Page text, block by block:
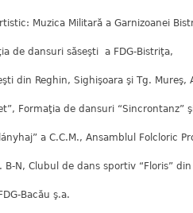
Muzica Militară a Garnizoanei
de dansuri săseşti a FDG-Bistriţa,
din Reghin, Sighişoara şi Tg. Mureş,
Formaţia de dansuri “Sincrontanz”
a C.C.M., Ansamblul Folcloric
B-N, Clubul de dans sportiv “Floris”
Bacău ş.a.